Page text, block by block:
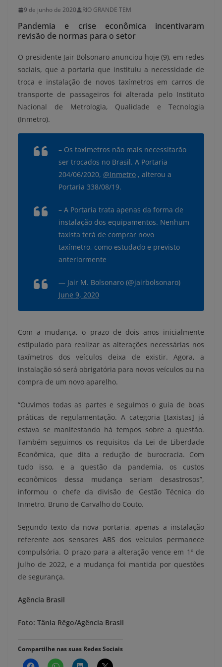
9 de junho de 2020 RIO GRANDE TEM
Pandemia e crise econômica incentivaram
revisão de normas para o setor
O presidente Jair Bolsonaro anunciou hoje (9), em redes
sociais, que a portaria que instituiu a necessidade de
troca e instalação de novos taxímetros em carros de
transporte de passageiros foi alterada pelo Instituto
Nacional de Metrologia, Qualidade e Tecnologia
(Inmetro).
– Os taxímetros não mais necessitarão
ser trocados no Brasil. A Portaria
204/06/2020, @Inmetro , alterou a
Portaria 338/08/19.
– A Portaria trata apenas da forma de
instalação dos equipamentos. Nenhum
taxista terá de comprar novo
taxímetro, como estudado e previsto
anteriormente
— Jair M. Bolsonaro (@jairbolsonaro)
June 9, 2020
Com a mudança, o prazo de dois anos inicialmente
estipulado para realizar as alterações necessárias nos
taxímetros dos veículos deixa de existir. Agora, a
instalação só será obrigatória para novos veículos ou na
compra de um novo aparelho.
“Ouvimos todas as partes e seguimos o guia de boas
práticas de regulamentação. A categoria [taxistas] já
estava se manifestando há tempos sobre a questão.
Também seguimos os requisitos da Lei de Liberdade
Econômica, que dita a redução de burocracia. Com
tudo isso, e a questão da pandemia, os custos
econômicos dessa mudança seriam desastrosos”,
informou o chefe da divisão de Gestão Técnica do
Inmetro, Bruno de Carvalho do Couto.
Segundo texto da nova portaria, apenas a instalação
referente aos sensores ABS dos veículos permanece
compulsória. O prazo para a alteração vence em 1º de
julho de 2022, e a mudança foi mantida por questões
de segurança.
Agência Brasil
Foto: Tânia Rêgo/Agência Brasil
Compartilhe nas suas Redes Sociais